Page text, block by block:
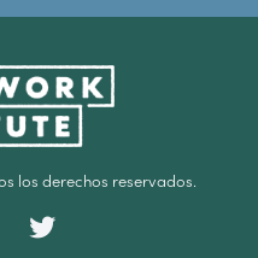
los derechos reservados.